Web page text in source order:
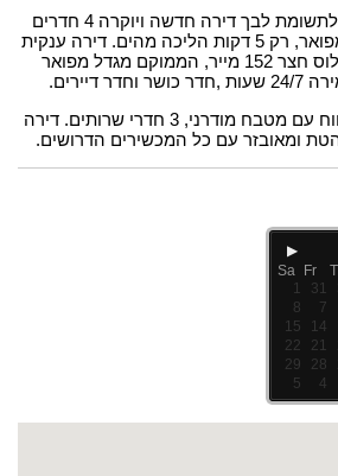
"מגדל ישראל" מציעה לתשומת לבך דירה חדשה ויוקרה 4 חדרים
עם חצר פרטי בבניין מפואר, רק 5 דקות הליכה מהים. דירה ענקית
בשטח של 150 מייר פלוס חצר 152 מייר, הממוקם מגדל מפואר
4 חדרי שינה ,סלון מרווח עם מטבח מודרני, 3 חדרי שרותים. דירה
ומאובזר עם כל המכשירים הדרושים.
▶
Fr
Sa
31
1
7
8
14
15
21
22
28
29
4
5